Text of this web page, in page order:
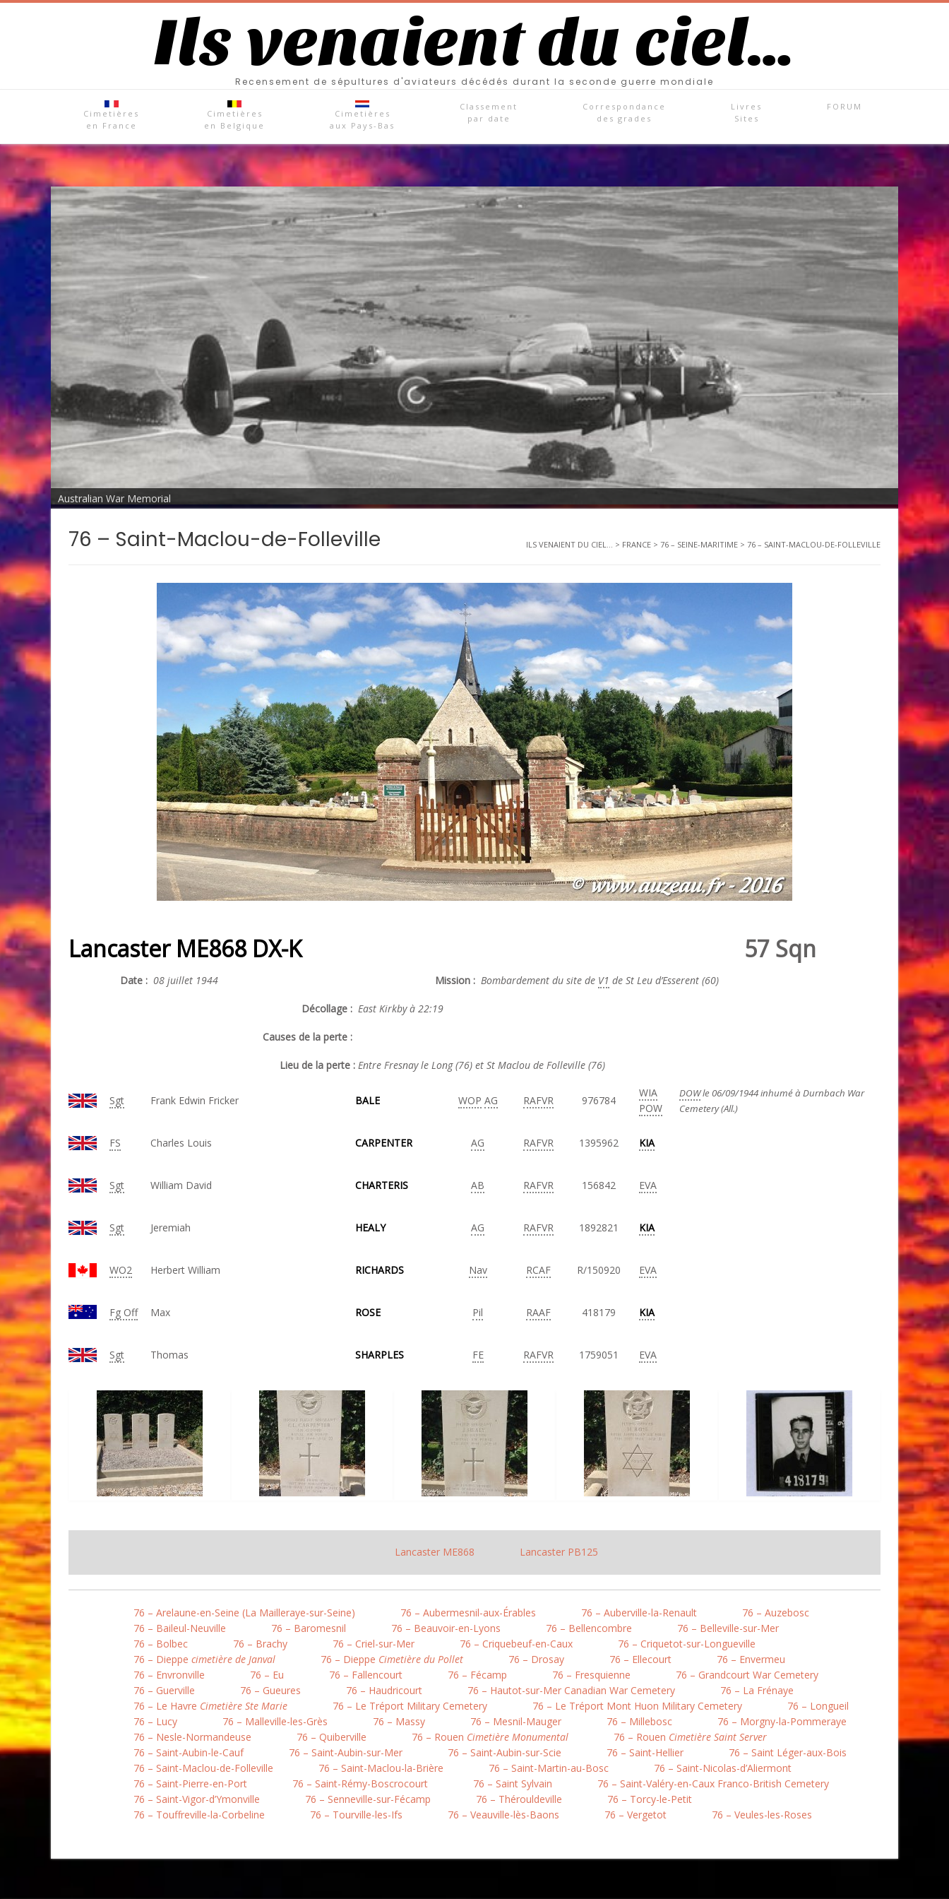
Ils venaient du ciel…
Recensement de sépultures d'aviateurs décédés durant la seconde guerre mondiale
Cimetières
en France
Cimetières
en Belgique
Cimetières
aux Pays-Bas
Classement
par date
Correspondance
des grades
Livres
Sites
FORUM
Australian War Memorial
76 – Saint-Maclou-de-Folleville ILS VENAIENT DU CIEL... > FRANCE > 76 – SEINE-MARITIME > 76 – SAINT-MACLOU-DE-FOLLEVILLE
Lancaster ME868 DX-K 57 Sqn
Date : 08 juillet 1944 Mission : Bombardement du site de V1 de St Leu d’Esserent (60)
Décollage : East Kirkby à 22:19
Causes de la perte :
Lieu de la perte : Entre Fresnay le Long (76) et St Maclou de Folleville (76)
Sgt Frank Edwin Fricker BALE WOP AG RAFVR 976784
WIA
POW
DOWle 06/09/1944 inhumé à Durnbach War
Cemetery (All.)
FS Charles Louis CARPENTER AG RAFVR 1395962 KIA
Sgt William David CHARTERIS AB RAFVR 156842 EVA
Sgt Jeremiah HEALY AG RAFVR 1892821 KIA
WO2 Herbert William RICHARDS Nav RCAF R/150920 EVA
Fg Off Max ROSE Pil RAAF 418179 KIA
Sgt Thomas SHARPLES FE RAFVR 1759051 EVA
Lancaster ME868 Lancaster PB125
76 – Arelaune-en-Seine (La Mailleraye-sur-Seine) 76 – Aubermesnil-aux-Érables 76 – Auberville-la-Renault
76 – Auzebosc
76 – Baileul-Neuville
76 – Baromesnil 76 – Beauvoir-en-Lyons 76 – Bellencombre
76 – Belleville-sur-Mer
76 – Bolbec
76 – Brachy 76 – Criel-sur-Mer 76 – Criquebeuf-en-Caux
76 – Criquetot-sur-Longueville
76 – Dieppe cimetière de Janval 76 – Dieppe Cimetière du Pollet 76 – Drosay 76 – Ellecourt
76 – Envermeu
76 – Envronville
76 – Eu 76 – Fallencourt 76 – Fécamp 76 – Fresquienne
76 – Grandcourt War Cemetery
76 – Guerville
76 – Gueures 76 – Haudricourt 76 – Hautot-sur-Mer Canadian War Cemetery
76 – La Frénaye
76 – Le Havre Cimetière Ste Marie 76 – Le Tréport Military Cemetery 76 – Le Tréport Mont Huon Military Cemetery
76 – Longueil
76 – Lucy
76 – Malleville-les-Grès 76 – Massy 76 – Mesnil-Mauger 76 – Millebosc
76 – Morgny-la-Pommeraye
76 – Nesle-Normandeuse
76 – Quiberville 76 – Rouen Cimetière Monumental 76 – Rouen Cimetière Saint Server
76 – Saint-Aubin-le-Cauf
76 – Saint-Aubin-sur-Mer 76 – Saint-Aubin-sur-Scie 76 – Saint-Hellier
76 – Saint Léger-aux-Bois
76 – Saint-Maclou-de-Folleville
76 – Saint-Maclou-la-Brière 76 – Saint-Martin-au-Bosc
76 – Saint-Nicolas-d’Aliermont
76 – Saint-Pierre-en-Port
76 – Saint-Rémy-Boscrocourt 76 – Saint Sylvain
76 – Saint-Valéry-en-Caux Franco-British Cemetery
76 – Saint-Vigor-d’Ymonville
76 – Senneville-sur-Fécamp 76 – Thérouldeville
76 – Torcy-le-Petit
76 – Touffreville-la-Corbeline
76 – Tourville-les-Ifs 76 – Veauville-lès-Baons 76 – Vergetot 76 – Veules-les-Roses